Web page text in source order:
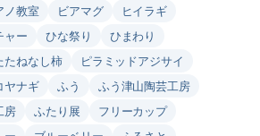
ノ教室 ビアマグ
ヒイラギ
ャー ひな祭り
ひまわり
たねなし柿
ピラミッドアジサイ
ヤナギ ふう
ふう津山陶芸工房
房 ふたり展
フリーカップ